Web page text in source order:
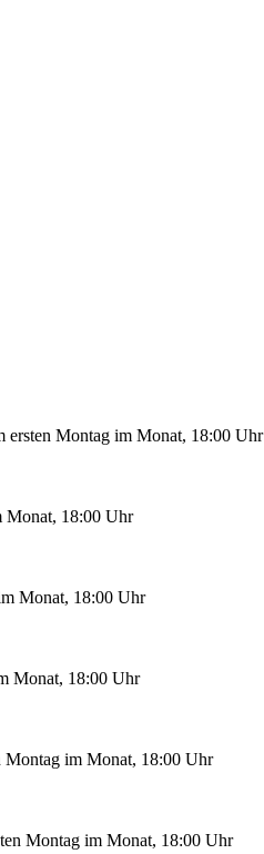
Montag im Monat, 18:00 Uhr
Monat, 18:00 Uhr
Monat, 18:00 Uhr
Monat, 18:00 Uhr
Montag im Monat, 18:00 Uhr
Montag im Monat, 18:00 Uhr